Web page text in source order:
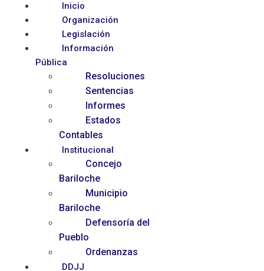
Inicio
Organización
Legislación
Información
Pública
Resoluciones
Sentencias
Informes
Estados
Contables
Institucional
Concejo
Bariloche
Municipio
Bariloche
Defensoría del
Pueblo
Ordenanzas
DDJJ